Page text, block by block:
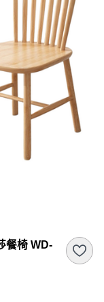
餐椅 WD-